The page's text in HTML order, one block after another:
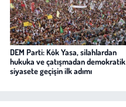
DEM Parti: Kök Yasa, silahlardan
hukuka ve çatışmadan demokratik
siyasete geçişin ilk adımı